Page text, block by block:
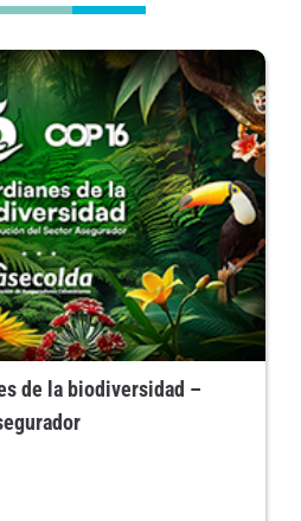
de la biodiversidad –